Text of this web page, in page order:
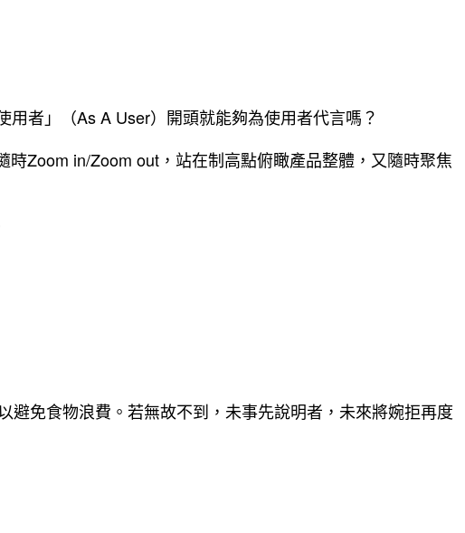
者」（As A User）開頭就能夠為使用者代言嗎？
Zoom in/Zoom out，站在制高點俯瞰產品整體，又隨時聚焦
避免食物浪費。若無故不到，未事先說明者，未來將婉拒再度